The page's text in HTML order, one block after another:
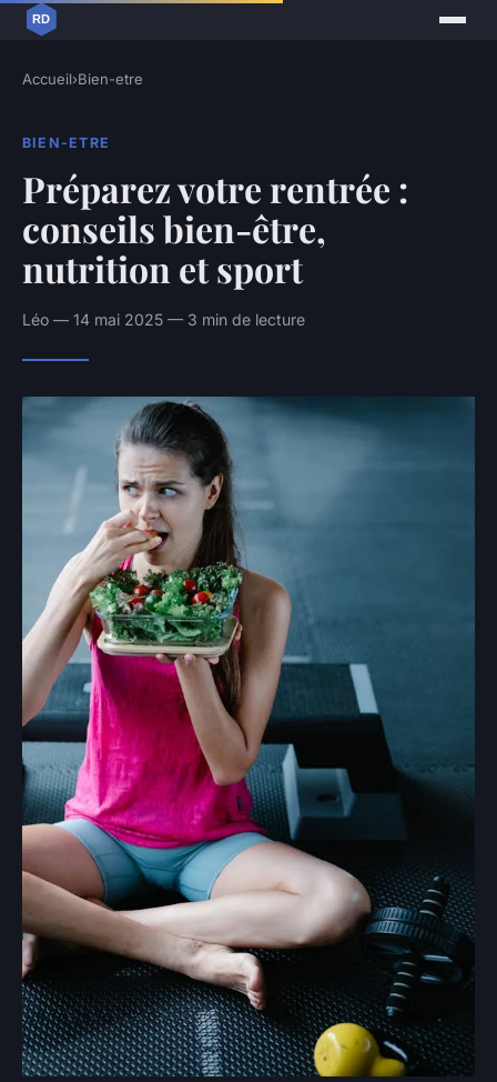
Accueil›Bien-etre
BIEN-ETRE
Préparez votre rentrée :
conseils bien-être,
nutrition et sport
Léo — 14 mai 2025 — 3 min de lecture